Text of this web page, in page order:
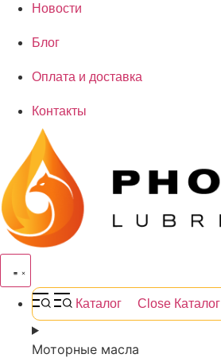
Новости
Блог
Оплата и доставка
Контакты
Каталог Close Каталог
Моторные масла